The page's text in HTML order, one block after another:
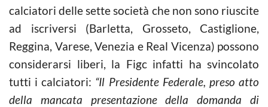
calciatori delle sette società che non sono riuscite
ad iscriversi (Barletta, Grosseto, Castiglione,
Reggina, Varese, Venezia e Real Vicenza) possono
considerarsi liberi, la Figc infatti ha svincolato
tutti i calciatori: “Il Presidente Federale, preso atto
della mancata presentazione della domanda di